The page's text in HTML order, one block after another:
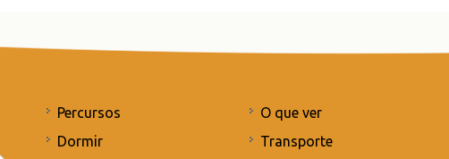
Percursos
Dormir
O que ver
Transporte